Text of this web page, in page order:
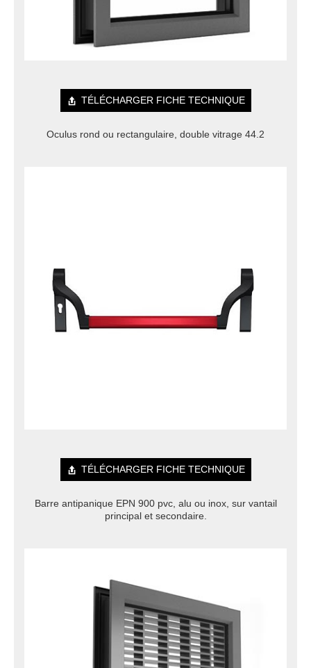
TÉLÉCHARGER FICHE TECHNIQUE
Oculus rond ou rectangulaire, double vitrage 44.2
TÉLÉCHARGER FICHE TECHNIQUE
Barre antipanique EPN 900 pvc, alu ou inox, sur vantail
principal et secondaire.